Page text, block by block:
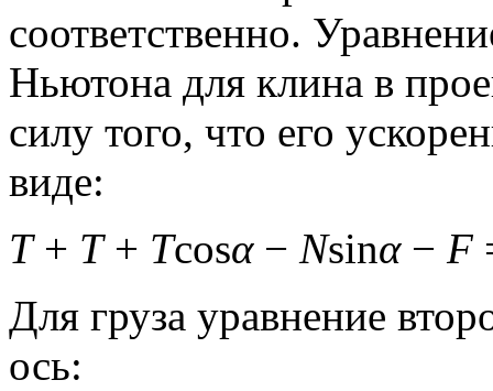
соответственно.
Ньютона для клина в
силу того, что его
виде:
T+ T+ Tcosα− Nsinα− F
Для груза уравнение
ось: